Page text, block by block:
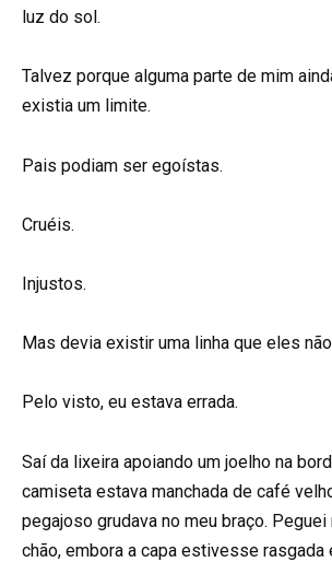
luz do sol.
Talvez porque alguma parte de mim
existia um limite.
Pais podiam ser egoístas.
Cruéis.
Injustos.
Mas devia existir uma linha que eles
Pelo visto, eu estava errada.
Saí da lixeira apoiando um joelho na
camiseta estava manchada de café
pegajoso grudava no meu braço.
chão, embora a capa estivesse rasgada